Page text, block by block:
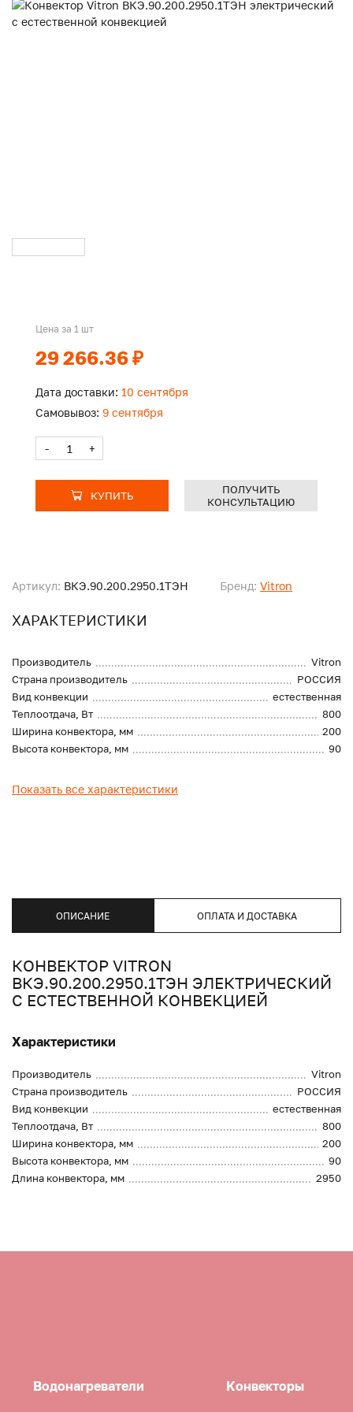
Артикул: ВКЭ.90.200.2950.1ТЭН Бренд: Vitron
ХАРАКТЕРИСТИКИ
Производитель
Vitron
Страна производитель
РОССИЯ
Вид конвекции
естественная
Теплоотдача, Вт
800
Ширина конвектора, мм
200
Высота конвектора, мм
90
Показать все характеристики
Цена за 1 шт
29 266.36 ₽
Дата доставки: 10 сентября
Самовывоз: 9 сентября
- +
КУПИТЬ
ПОЛУЧИТЬ
КОНСУЛЬТАЦИЮ
ОПИСАНИЕ ОПЛАТА И ДОСТАВКА
КОНВЕКТОР VITRON
ВКЭ.90.200.2950.1ТЭН ЭЛЕКТРИЧЕСКИЙ
С ЕСТЕСТВЕННОЙ КОНВЕКЦИЕЙ
Характеристики
Производитель
Vitron
Страна производитель
РОССИЯ
Вид конвекции
естественная
Теплоотдача, Вт
800
Ширина конвектора, мм
200
Высота конвектора, мм
90
Длина конвектора, мм
2950
Водонагреватели Конвекторы